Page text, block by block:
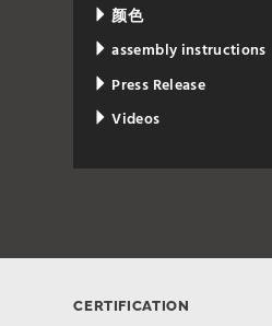
颜色
assembly instructions
Press Release
Videos
CERTIFICATION